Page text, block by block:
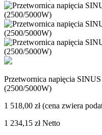
Przetwornica napięcia
(2500/5000W)
1 518,00 zł(cena zwiera
1 234,15 złNetto